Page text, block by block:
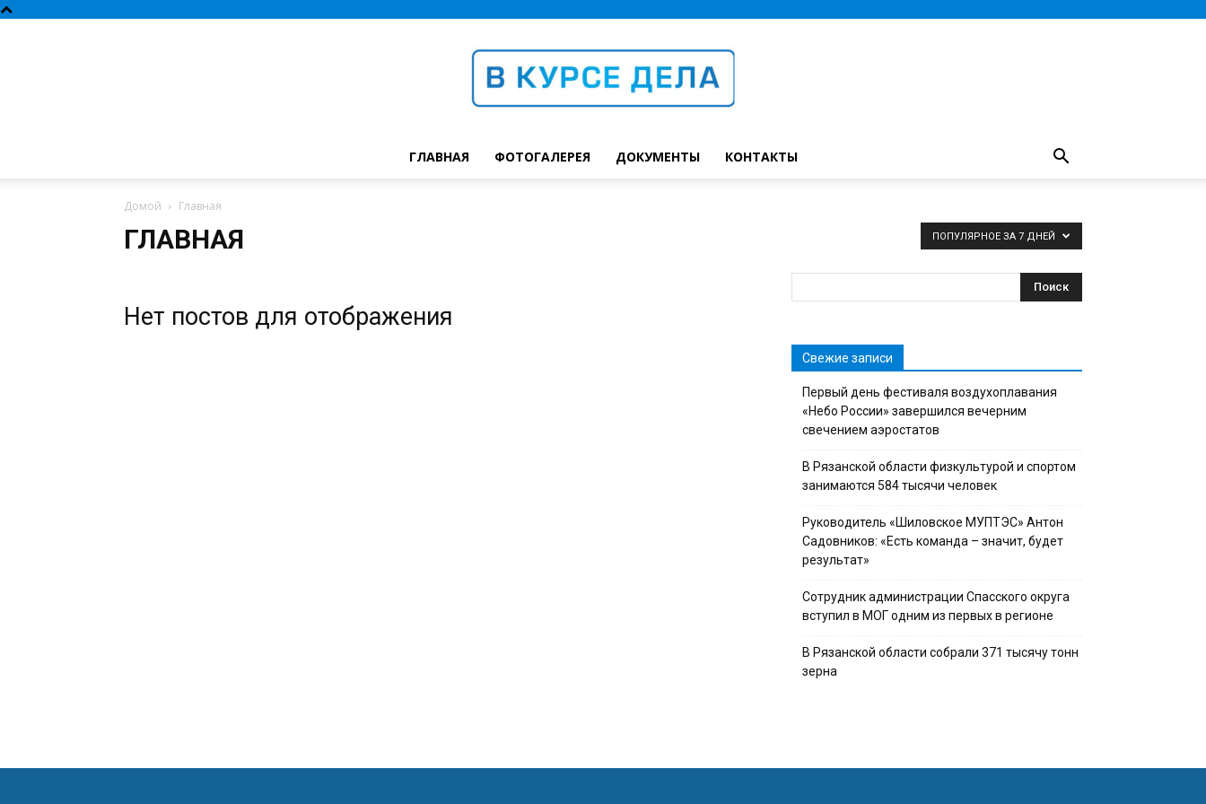
ГЛАВНАЯ ФОТОГАЛЕРЕЯ ДОКУМЕНТЫ КОНТАКТЫ
Домой Главная
ГЛАВНАЯ ПОПУЛЯРНОЕ ЗА 7 ДНЕЙ
Нет постов для отображения
Свежие записи
Первый день фестиваля воздухоплавания
«Небо России» завершился вечерним
свечением аэростатов
В Рязанской области физкультурой и спортом
занимаются 584 тысячи человек
Руководитель «Шиловское МУПТЭС» Антон
Садовников: «Есть команда – значит, будет
результат»
Сотрудник администрации Спасского округа
вступил в МОГ одним из первых в регионе
В Рязанской области собрали 371 тысячу тонн
зерна